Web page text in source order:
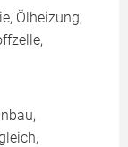
Ölheizung,